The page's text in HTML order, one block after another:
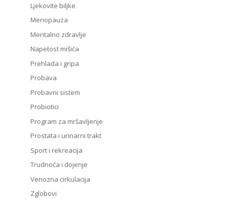
Ljekovite biljke
Menopauza
Mentalno zdravlje
Napetost mišića
Prehlada i gripa
Probava
Probavni sistem
Probiotici
Program za mršavljenje
Prostata i urinarni trakt
Sport i rekreacija
Trudnoća i dojenje
Venozna cirkulacija
Zglobovi